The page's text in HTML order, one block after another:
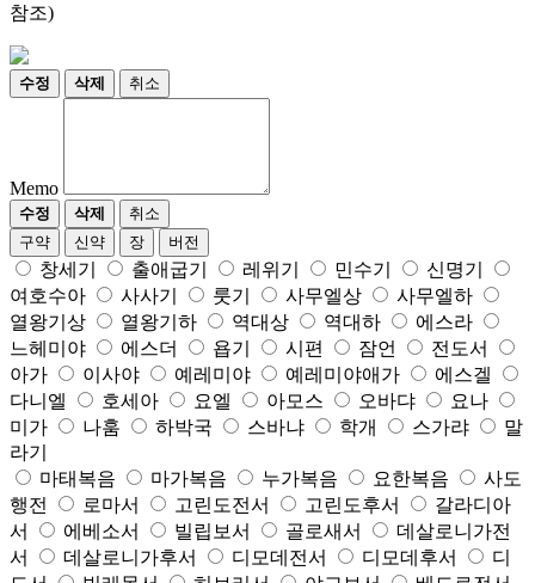
참조)
수정 삭제 취소
Memo
수정 삭제
취소
구약
신약 장 버전
창세기 출애굽기 레위기 민수기
신명기
여호수아
사사기 룻기 사무엘상
사무엘하
열왕기상
열왕기하 역대상 역대하
에스라
느헤미야
에스더 욥기 시편 잠언
전도서
아가
이사야 예레미야 예레미야애가
에스겔
다니엘
호세아 요엘 아모스 오바댜
요나
미가
나훔 하박국 스바냐 학개 스가랴
말
라기
마태복음
마가복음 누가복음 요한복음
사도
행전
로마서 고린도전서 고린도후서
갈라디아
서
에베소서 빌립보서 골로새서
데살로니가전
서
데살로니가후서 디모데전서 디모데후서
디